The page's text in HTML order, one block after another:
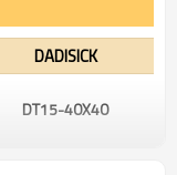
DADISICK
DT15-40X40